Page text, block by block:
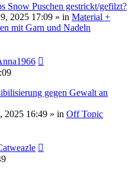
Snow Puschen gestrickt/gefilzt?
2025 17:09 » in Material +
mit Garn und Nadeln
gegen Gewalt an
2025 16:49 » in Off Topic